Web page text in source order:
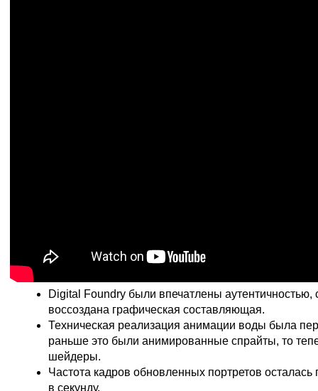
Digital Foundry были впечатлены аутентичностью,
воссоздана графическая составляющая.
Техническая реализация анимации воды была
раньше это были анимированные спрайты, то
шейдеры.
Частота кадров обновленных портретов
в секунду.